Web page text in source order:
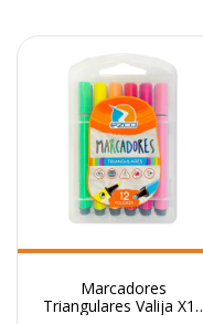
Marcadores
Triangulares Valija X12